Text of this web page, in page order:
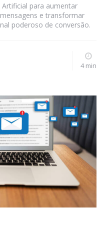
para aumentar
e transformar
poderoso de conversão.
4 min